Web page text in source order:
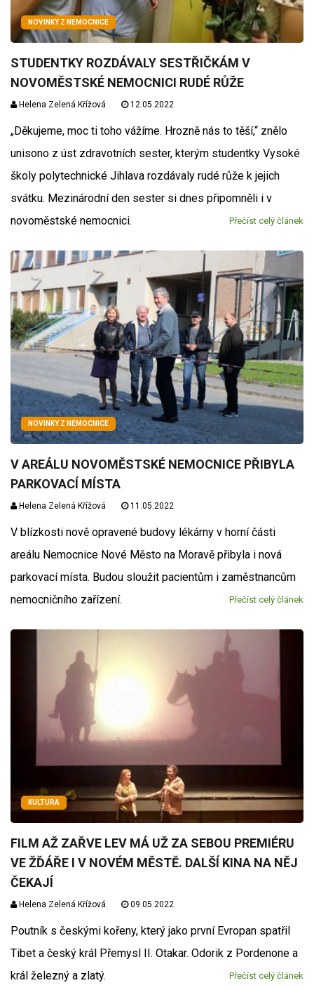
NOVINKY Z NEMOCNICE
STUDENTKY ROZDÁVALY SESTŘIČKÁM V
NOVOMĚSTSKÉ NEMOCNICI RUDÉ RŮŽE
Helena Zelená Křížová 12.05.2022
„Děkujeme, moc ti toho vážíme. Hrozně nás to těší,“ znělo
unisono z úst zdravotních sester, kterým studentky Vysoké
školy polytechnické Jihlava rozdávaly rudé růže k jejich
svátku. Mezinárodní den sester si dnes připomněli i v
novoměstské nemocnici.
Přečíst celý článek
NOVINKY Z NEMOCNICE
V AREÁLU NOVOMĚSTSKÉ NEMOCNICE PŘIBYLA
PARKOVACÍ MÍSTA
Helena Zelená Křížová 11.05.2022
V blízkosti nově opravené budovy lékárny v horní části
areálu Nemocnice Nové Město na Moravě přibyla i nová
parkovací místa. Budou sloužit pacientům i zaměstnancům
nemocničního zařízení.
Přečíst celý článek
KULTURA
FILM AŽ ZAŘVE LEV MÁ UŽ ZA SEBOU PREMIÉRU
VE ŽĎÁŘE I V NOVÉM MĚSTĚ. DALŠÍ KINA NA NĚJ
ČEKAJÍ
Helena Zelená Křížová 09.05.2022
Poutník s českými kořeny, který jako první Evropan spatřil
Tibet a český král Přemysl II. Otakar. Odorik z Pordenone a
král železný a zlatý.
Přečíst celý článek